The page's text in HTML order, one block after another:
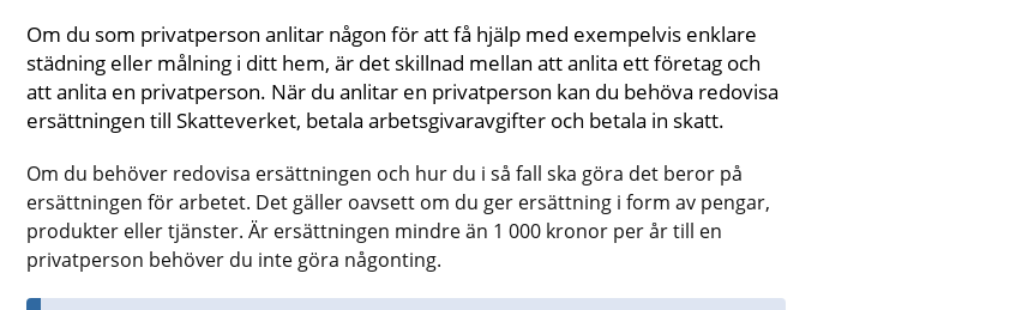
Om du som privatperson anlitar någon för att få hjälp med exempelvis enklare
städning eller målning i ditt hem, är det skillnad mellan att anlita ett företag och
att anlita en privatperson. När du anlitar en privatperson kan du behöva redovisa
ersättningen till Skatteverket, betala arbetsgivaravgifter och betala in skatt.
Om du behöver redovisa ersättningen och hur du i så fall ska göra det beror på
ersättningen för arbetet. Det gäller oavsett om du ger ersättning i form av pengar,
produkter eller tjänster. Är ersättningen mindre än 1 000 kronor per år till en
privatperson behöver du inte göra någonting.